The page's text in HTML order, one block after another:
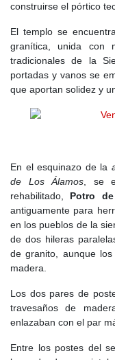
Venturada se convirtió
Los años pasaron, y
cuando, a finales del
iglesia de Santiago,
comenzaba a
mostraba la
iglesia, además de
torno al cual giraría la
comenzaron a
La Carrera de
los puertos de la
crecimiento de la villa.
aquí una parada, y
de labor.
En elsiglo XIII, bajo
del territorio tomó un
Venturada, que
Venturada, a pesar
Somosierra, siguió
Sin embargo, la paz
construirse el pórtico
El templo se
granítica, unida con
tradicionales de la
portadas y vanos se
que aportan solidez y
En el esquinazo de la
de Los Álamos, se
rehabilitado, Potro
antiguamente para
en los pueblos de la
de dos hileras
de granito, aunque
madera.
Los dos pares de
travesaños de
enlazaban con el par
Entre los postes del